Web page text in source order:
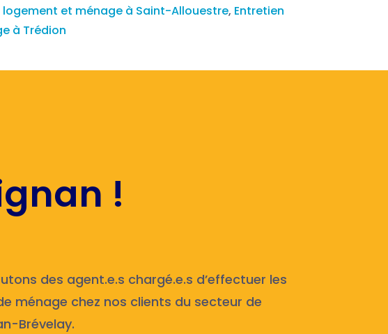
logement et ménage à Saint-Allouestre, Entretien
à Trédion
!
des agent.e.s chargé.e.s d’effectuer les
ménage chez nos clients du secteur de
Brévelay.